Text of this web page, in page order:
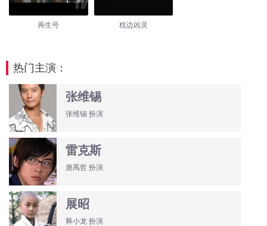
再生号 枕边凶灵
热门主演：
张维锡
张维锡 扮演
雷克斯
唐禹哲 扮演
展昭
释小龙 扮演